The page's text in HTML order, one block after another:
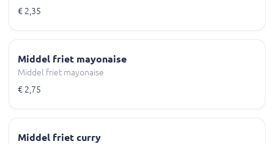
€ 2,35
Middel friet mayonaise
Middel friet mayonaise
€ 2,75
Middel friet curry